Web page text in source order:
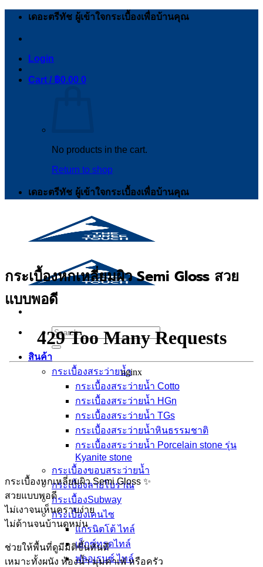
Skip
เดอะตรีทัช ผู้เข้าใจกระเบื้องเพื่อบ้านคุณ
Login
Cart / ฿0.00 0
No products in the cart.
Return to shop
เดอะตรีทัช ผู้เข้าใจกระเบื้องเพื่อบ้านคุณ
Search
for:
สินค้า
กระเบื้องสระว่ายนํ้า
กระเบื้องสระว่ายน้ำ Cotto
กระเบื้องสระว่ายน้ำ HGn
กระเบื้องสระว่ายน้ำ TGs
กระเบื้องสระว่ายน้ำหินธรรมชาติ
กระเบื้องสระว่ายนํ้า Porcelain stone รุ่น
Kyanite stone
กระเบื้องขอบสระว่ายน้ำ
กระเบื้องลายโบราณ
กระเบื้องSubway
กระเบื้องเคนไซ
แกรนิตโต้ ไทล์
เอ็กซ์ทรูดไทล์
ฟลอเรนซ์ ไทล์
กระเบื้องหกเหลี่ยมผิว Semi Gloss สวย
แบบพอดี
กระเบื้องหกเหลี่ยมผิว Semi Gloss ✨
สวยแบบพอดี
ไม่เงาจนเห็นคราบง่าย
ไม่ด้านจนบ้านดูหม่น
ช่วยให้พื้นที่ดูมีมิติขึ้นทันที
เหมาะทั้งผนัง ห้องน้ำ มุมคาเฟ่ หรือครัว